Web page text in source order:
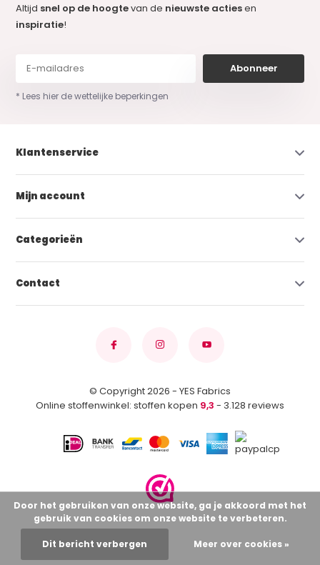
Altijd snel op de hoogtevan de nieuwste actiesen
inspiratie!
Abonneer
* Lees hier de wettelijke beperkingen
Klantenservice
Mijn account
Categorieën
Contact
© Copyright 2026 - YES Fabrics
Online stoffenwinkel: stoffen kopen 9,3 - 3.128 reviews
Door het gebruiken van onze website, ga je akkoord met het
gebruik van cookies om onze website te verbeteren.
Dit bericht verbergen Meer over cookies »